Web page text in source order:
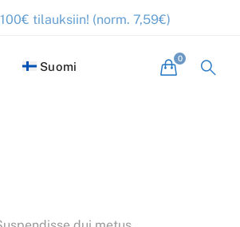
tilauksiin! (norm. 7,59€)
Suomi